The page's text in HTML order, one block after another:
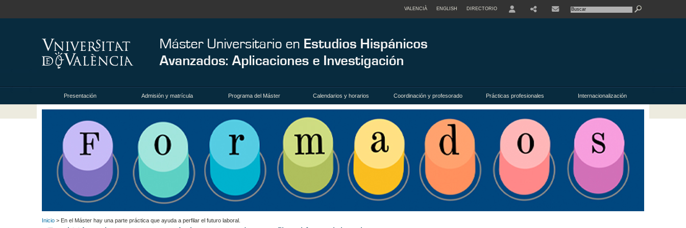
VALENCIÀ ENGLISH DIRECTORIO
Presentación Admisión y matrícula Programa del Máster Calendarios y horarios Coordinación y profesorado Prácticas profesionales Internacionalización
Inicio > En el Máster hay una parte práctica que ayuda a perfilar el futuro laboral.